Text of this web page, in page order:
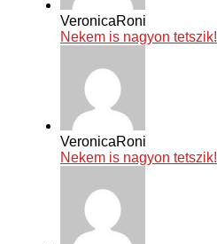
VeronicaRoni
Nekem is nagyon tetszik!
VeronicaRoni
Nekem is nagyon tetszik!